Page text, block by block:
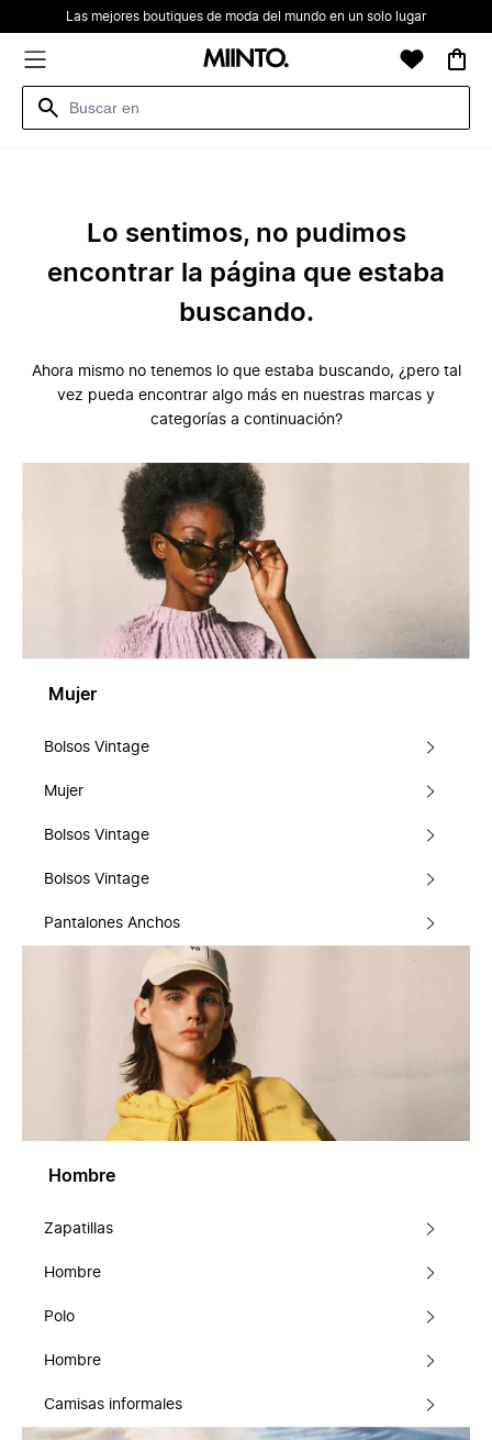
Las mejores boutiques de moda del mundo en un solo lugar
Lo sentimos, no pudimos
encontrar la página que estaba
buscando.
Ahora mismo no tenemos lo que estaba buscando, ¿pero tal
vez pueda encontrar algo más en nuestras marcas y
categorías a continuación?
Mujer
Bolsos Vintage
Mujer
Bolsos Vintage
Bolsos Vintage
Pantalones Anchos
Hombre
Zapatillas
Hombre
Polo
Hombre
Camisas informales